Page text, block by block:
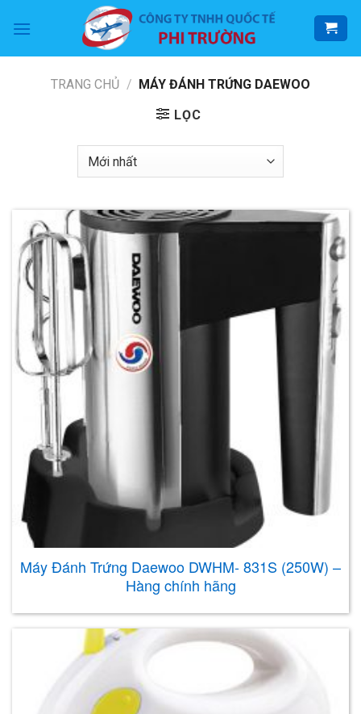
TRANG CHỦ / MÁY ĐÁNH TRỨNG DAEWOO
LỌC
Máy Đánh Trứng Daewoo DWHM- 831S (250W) –
Hàng chính hãng